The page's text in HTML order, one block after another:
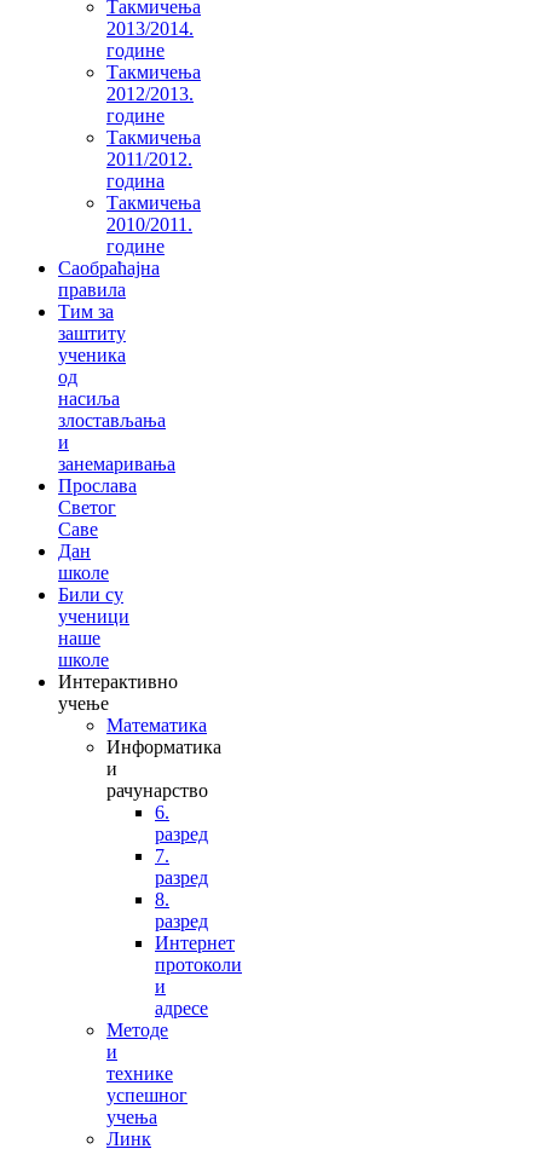
Такмичења
2013/2014.
године
Такмичења
2012/2013.
године
Такмичења
2011/2012.
година
Такмичења
2010/2011.
године
Саобраћајна
правила
Тим за
заштиту
ученика
од
насиља
злостављања
и
занемаривања
Прослава
Светог
Саве
Дан
школе
Били су
ученици
наше
школе
Интерактивно
учење
Математика
Информатика
и
рачунарство
6.
разред
7.
разред
8.
разред
Интернет
протоколи
и
адресе
Методе
и
технике
успешног
учења
Линк